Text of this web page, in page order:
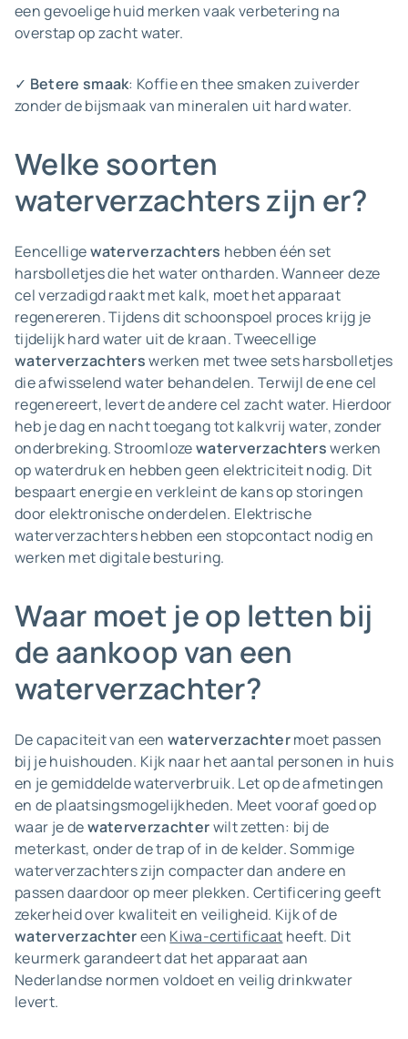
een gevoelige huid merken vaak verbetering na
overstap op zacht water.
✓ Betere smaak: Koffie en thee smaken zuiverder
zonder de bijsmaak van mineralen uit hard water.
Welke soorten
waterverzachters zijn er?
Eencelligewaterverzachters hebben één set
harsbolletjes die het water ontharden. Wanneer deze
cel verzadigd raakt met kalk, moet het apparaat
regenereren. Tijdens dit schoonspoel proces krijg je
tijdelijk hard water uit de kraan. Tweecellige
waterverzachterswerken met twee sets harsbolletjes
die afwisselend water behandelen. Terwijl de ene cel
regenereert, levert de andere cel zacht water. Hierdoor
heb je dag en nacht toegang tot kalkvrij water, zonder
onderbreking. Stroomlozewaterverzachterswerken
op waterdruk en hebben geen elektriciteit nodig. Dit
bespaart energie en verkleint de kans op storingen
door elektronische onderdelen. Elektrische
waterverzachters hebben een stopcontact nodig en
werken met digitale besturing.
Waar moet je op letten bij
de aankoop van een
waterverzachter?
De capaciteit van eenwaterverzachtermoet passen
bij je huishouden. Kijk naar het aantal personen in huis
en je gemiddelde waterverbruik. Let op de afmetingen
en de plaatsingsmogelijkheden. Meet vooraf goed op
waar je dewaterverzachterwilt zetten: bij de
meterkast, onder de trap of in de kelder. Sommige
waterverzachters zijn compacter dan andere en
passen daardoor op meer plekken. Certificering geeft
zekerheid over kwaliteit en veiligheid. Kijk of de
waterverzachtereen Kiwa-certificaat heeft. Dit
keurmerk garandeert dat het apparaat aan
Nederlandse normen voldoet en veilig drinkwater
levert.